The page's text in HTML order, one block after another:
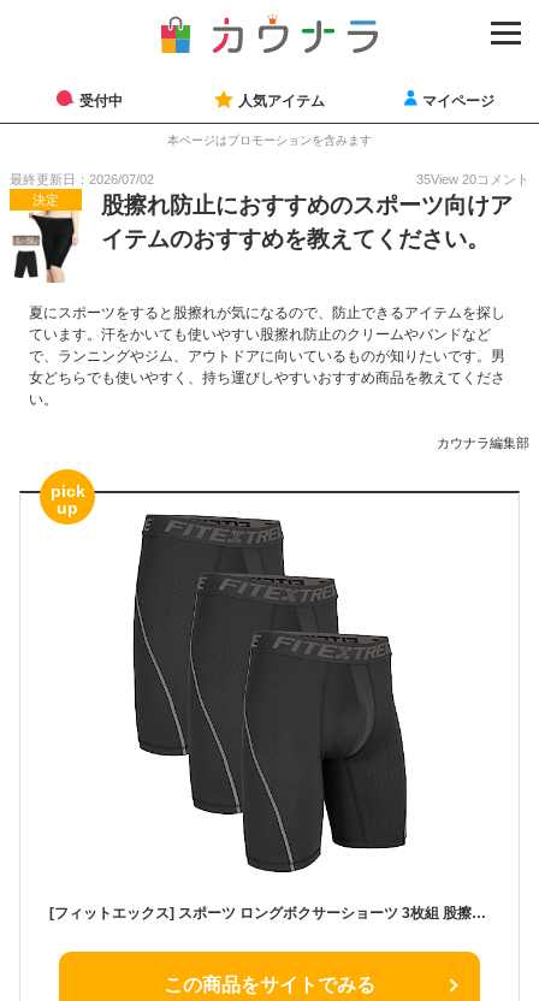
受付中 人気アイテム マイページ
本ページはプロモーションを含みます
最終更新日：2026/07/02 35View 20コメント
決定
股擦れ防止におすすめのスポーツ向けア
イテムのおすすめを教えてください。
夏にスポーツをすると股擦れが気になるので、防止できるアイテムを探し
ています。汗をかいても使いやすい股擦れ防止のクリームやバンドなど
で、ランニングやジム、アウトドアに向いているものが知りたいです。男
女どちらでも使いやすく、持ち運びしやすいおすすめ商品を教えてくださ
い。
カウナラ編集部
pick
up
[フィットエックス] スポーツ ロングボクサーショーツ 3枚組 股擦れ防止 吸汗速乾 通気性強化オールメッシュメンズ 下着 (M, B.ブラック3枚組)
この商品をサイトでみる